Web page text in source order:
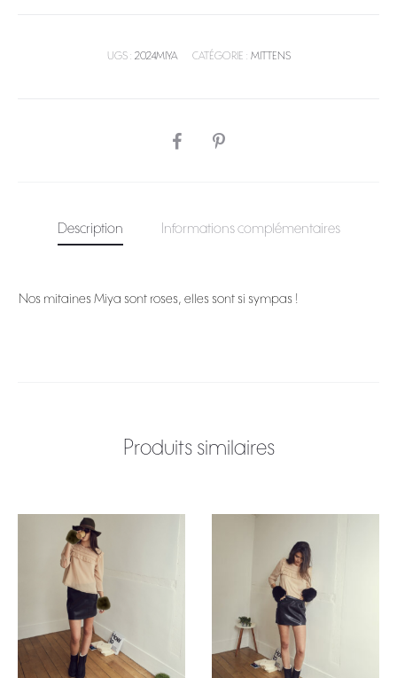
UGS : 2024MIYA CATÉGORIE : MITTENS
SHARE
Description Informations complémentaires
Nos mitaines Miya sont roses, elles sont si sympas !
Produits similaires